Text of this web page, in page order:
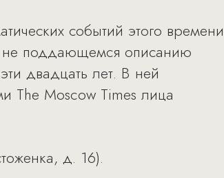
событий этого
не поддающемся описанию
двадцать лет. В ней
The Moscow Times лица
д. 16).